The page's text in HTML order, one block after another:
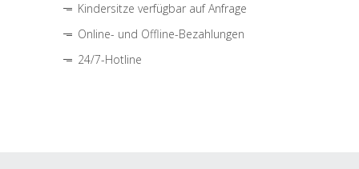
Kindersitze verfügbar auf Anfrage
Online- und Offline-Bezahlungen
24/7-Hotline